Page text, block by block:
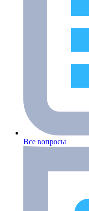
Все вопросы